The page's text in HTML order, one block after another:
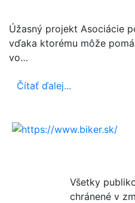
Úžasný projekt Asociácie
vďaka ktorému môže
vo…
Čítať ďalej...
Všetky
chránené v